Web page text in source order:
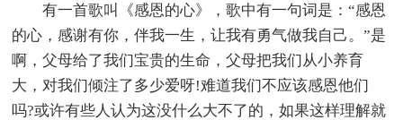
有一首歌叫《感恩的心》，歌中有一句词是：“感恩
的心，感谢有你，伴我一生，让我有勇气做我自己。”是
啊，父母给了我们宝贵的生命，父母把我们从小养育
大，对我们倾注了多少爱呀!难道我们不应该感恩他们
吗?或许有些人认为这没什么大不了的，如果这样理解就